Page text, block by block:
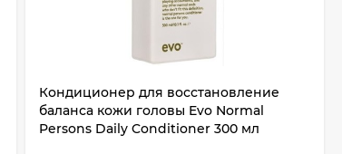
Кондиционер для восстановление
баланса кожи головы Evo Normal
Persons Daily Conditioner 300 мл